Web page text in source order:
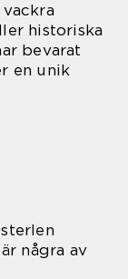
historiska
bevarat
en unik
några av